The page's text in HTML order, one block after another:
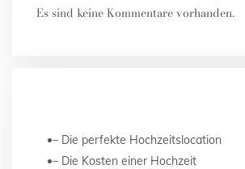
Es sind keine Kommentare vorhanden.
Die perfekte Hochzeitslocation
Die Kosten einer Hochzeit